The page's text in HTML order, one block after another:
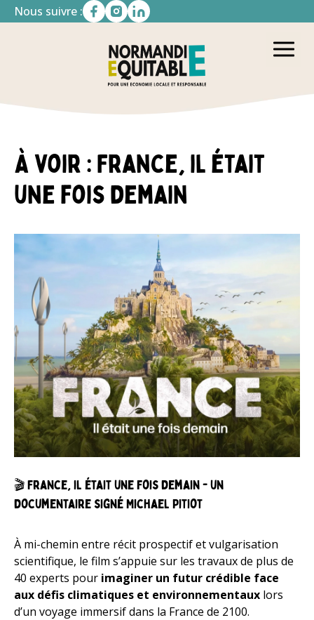
Nous suivre :
À voir : France, il était
une fois demain
🎬 France, il était une fois demain - un
documentaire signé Michael Pitiot
À mi-chemin entre récit prospectif et vulgarisation
scientifique, le film s’appuie sur les travaux de plus de
40 experts pour imaginer un futur crédible face
aux défis climatiques et environnementaux lors
d’un voyage immersif dans la France de 2100.